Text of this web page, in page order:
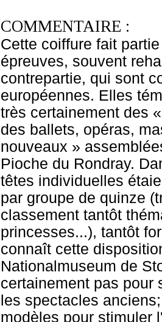
COMMENTAIRE :
Cette coiffure fait
épreuves, souvent
contrepartie, qui sont
européennes. Elles
très certainement des
des ballets, opéras,
nouveaux »
Pioche du Rondray.
têtes individuelles
par groupe de quinze
classement tantôt
princesses...), tantôt
connaît cette
Nationalmuseum de
certainement pas pour
les spectacles
modèles pour stimuler